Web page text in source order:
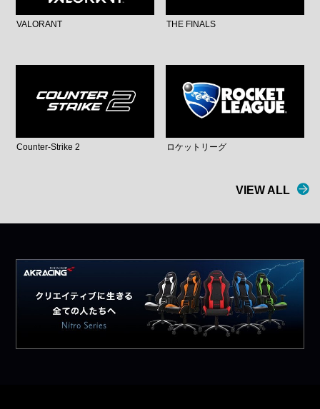
VALORANT THE FINALS
Counter-Strike 2 ロケットリーグ
VIEW ALL